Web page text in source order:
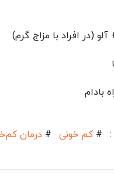
آلو (در افراد با مزاج گرم)
بادام
# کم‌ خونی # درمان